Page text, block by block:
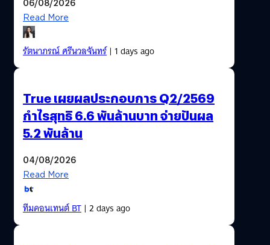
Read More
รัตนาภรณ์ ศรีนวลจันทร์| 1 days ago
True เผยผลประกอบการ Q2/2569
กำไรสุทธิ 6.6 พันล้านบาท จ่ายปันผล
5.2 พันล้าน
04/08/2026
Read More
ทีมคอนเทนต์ BT| 2 days ago